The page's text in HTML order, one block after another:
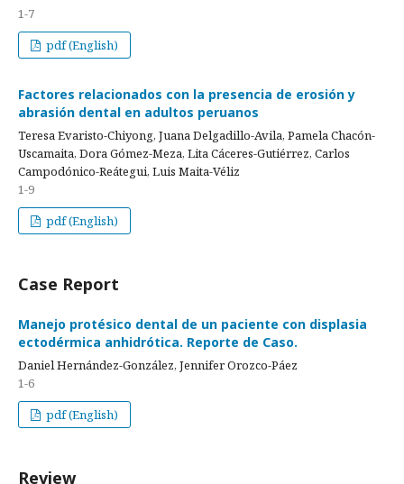
1-7
pdf (English)
Factores relacionados con la presencia de erosión y
abrasión dental en adultos peruanos
Teresa Evaristo-Chiyong, Juana Delgadillo-Avila, Pamela Chacón-
Uscamaita, Dora Gómez-Meza, Lita Cáceres-Gutiérrez, Carlos
Campodónico-Reátegui, Luis Maita-Véliz
1-9
pdf (English)
Case Report
Manejo protésico dental de un paciente con displasia
ectodérmica anhidrótica. Reporte de Caso.
Daniel Hernández-González, Jennifer Orozco-Páez
1-6
pdf (English)
Review